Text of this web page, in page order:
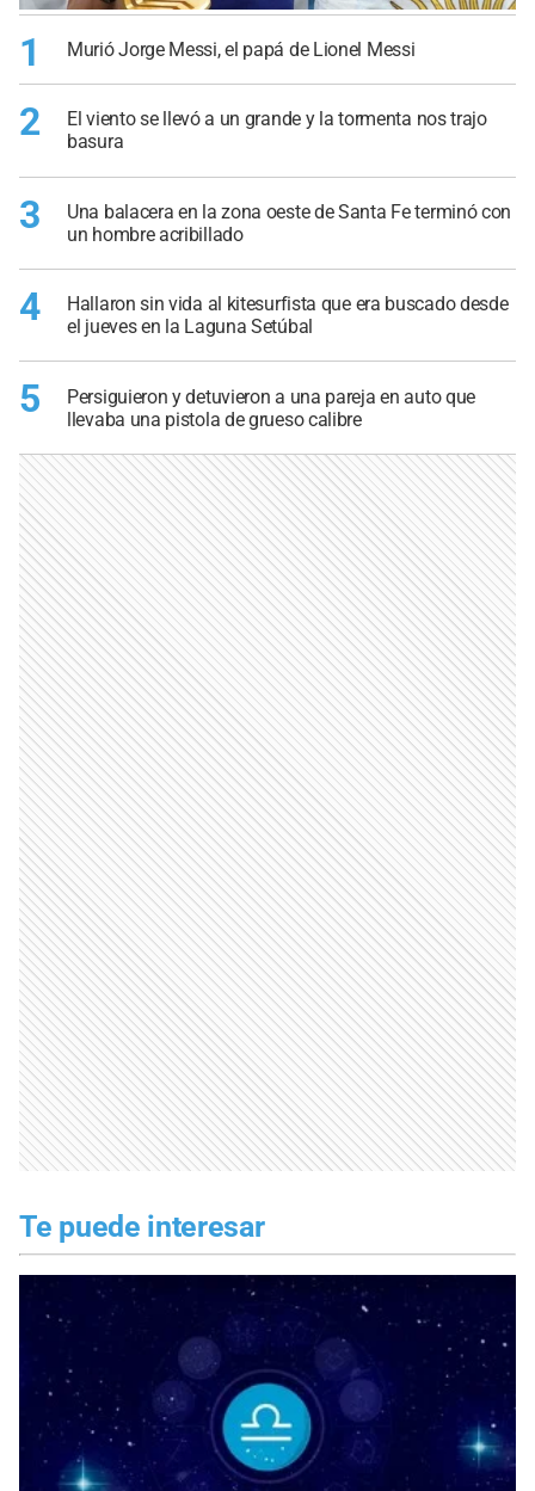
1 Murió Jorge Messi, el papá de Lionel Messi
2
El viento se llevó a un grande y la tormenta nos trajo
basura
3
Una balacera en la zona oeste de Santa Fe terminó con
un hombre acribillado
4
Hallaron sin vida al kitesurfista que era buscado desde
el jueves en la Laguna Setúbal
5
Persiguieron y detuvieron a una pareja en auto que
llevaba una pistola de grueso calibre
Te puede interesar